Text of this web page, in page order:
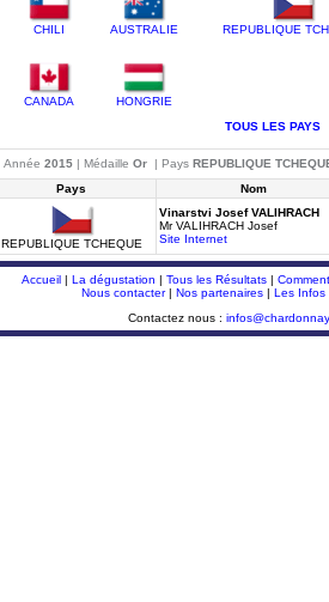
CHILI AUSTRALIE REPUBLIQUE
CANADA
HONGRIE
TOUS LES PAYS
Année 2015 | Médaille Or | Pays REPUBLIQUE
Pays
Nom
REPUBLIQUE TCHEQUE
Vinarstvi Josef VALIHRACH
Mr VALIHRACH Josef
Site Internet
Accueil| La dégustation | Tous les Résultats|
Nous contacter| Nos partenaires| Les Infos
Contactez nous :